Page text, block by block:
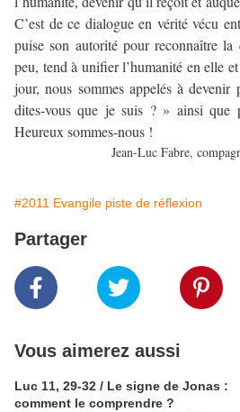
C’est de ce dialogue en vérité vécu
puise son autorité pour reconnaître
peu, tend à unifier l’humanité en elle
jour, nous sommes appelés à
dites-vous que je suis ? » ainsi que
Heureux sommes-nous !
Jean-Luc Fabre,
#2011 Evangile piste de réflexion
Partager
Vous aimerez aussi
Luc 11, 29-32 / Le signe de Jonas :
comment le comprendre ?